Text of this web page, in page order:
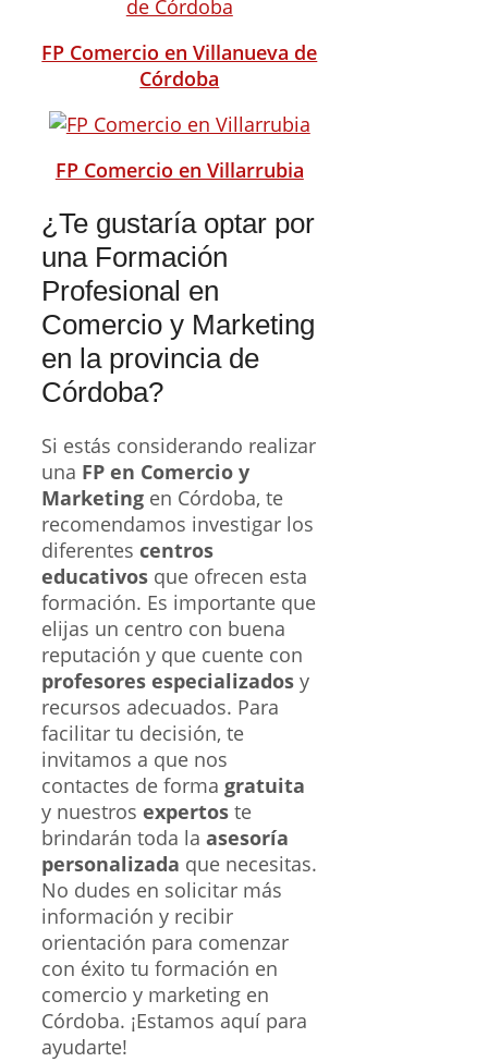
FP Comercio en Villanueva de
Córdoba
FP Comercio en Villarrubia
¿Te gustaría optar por
una Formación
Profesional en
Comercio y Marketing
en la provincia de
Córdoba?
Si estás considerando realizar
una FP en Comercio y
Marketing en Córdoba, te
recomendamos investigar los
diferentes centros
educativos que ofrecen esta
formación. Es importante que
elijas un centro con buena
reputación y que cuente con
profesores especializados y
recursos adecuados. Para
facilitar tu decisión, te
invitamos a que nos
contactes de forma gratuita
y nuestros expertos te
brindarán toda la asesoría
personalizada que necesitas.
No dudes en solicitar más
información y recibir
orientación para comenzar
con éxito tu formación en
comercio y marketing en
Córdoba. ¡Estamos aquí para
ayudarte!